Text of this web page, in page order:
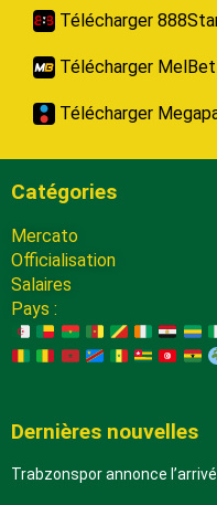
Télécharger
Télécharger MelBet
Télécharger
Catégories
Mercato
Officialisation
Salaires
Pays :
Dernières nouvelles
Trabzonspor annonce